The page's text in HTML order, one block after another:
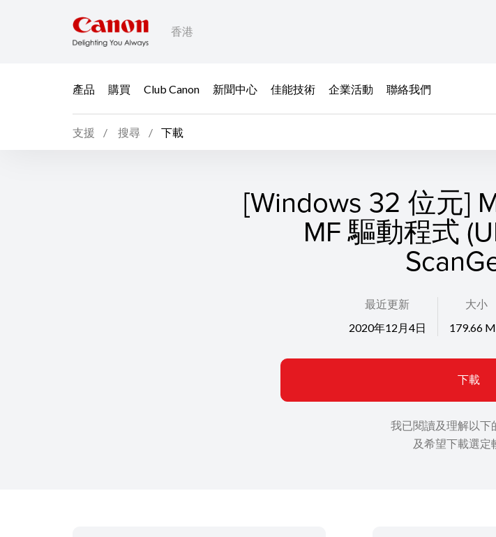
香港
產品 購買 Club Canon 新聞中心 佳能技術 企業活動 聯絡我們
支援 搜尋 下載
[Windows 32 位元]
MF 驅動程式
最近更新
2020年12月4日
大小
179.66
下載
我已閱讀及理解以下
及希望下載選定